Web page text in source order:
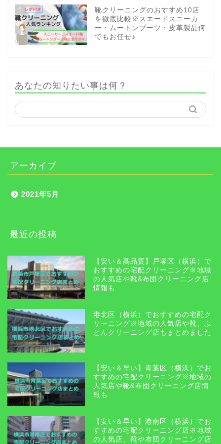
5
靴クリーニングのおすすめ10店
を徹底比較※スエードスニーカ
ー・ムートンブーツ・皮革製品何
でもお任せ♪
あなたの知りたい事は何？
アーカイブ
2021年5月
最近の投稿
【安い＆高品質】戸塚区（横浜）で
おすすめの宅配クリーニング※地域
の人気店や靴&布団クリーニング店
情報も
港北区（横浜）でおすすめの宅配ク
リーニング※地域の人気店や靴、ふ
とんクリーニング店もまとめました
【安い＆早い】青葉区（横浜）でお
すすめの宅配クリーニング※地域の
人気店や靴&布団クリーニング店情
報も
【安い＆早い】港南区（横浜）でお
すすめの宅配クリーニング店※地域
の人気店、靴や布団クリーニング店